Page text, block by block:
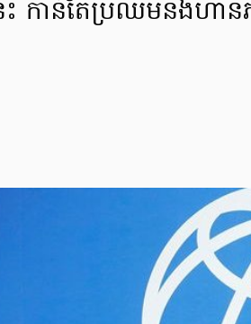
កាន់តែប្រឈមនឹងហានិភ័